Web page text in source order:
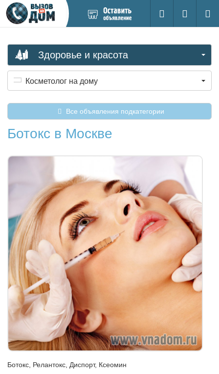
новое
Поиск
Вход на
Здоровье и красота
Косметолог на дому
Все объявления подкатегории
Ботокс в Москве
Ботокс, Релантокс, Диспорт, Ксеомин